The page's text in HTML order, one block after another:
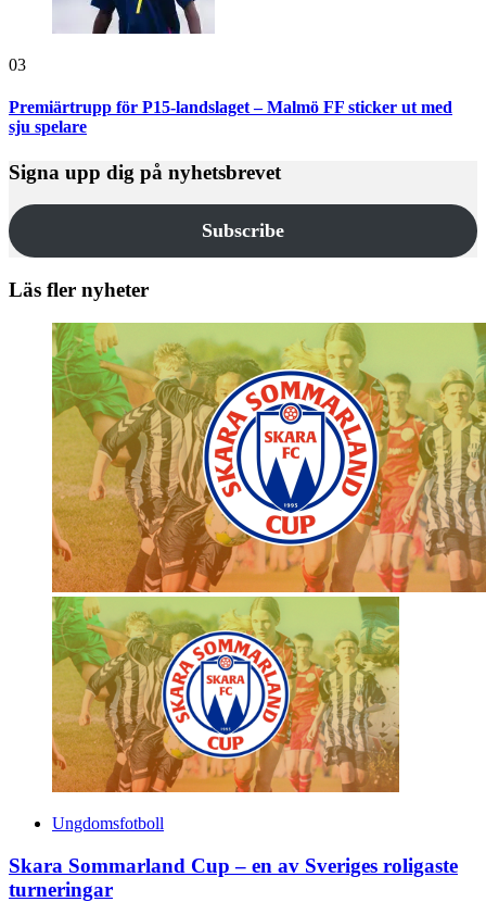
03
Premiärtrupp för P15-landslaget – Malmö FF sticker ut med
sju spelare
Signa upp dig på nyhetsbrevet
Subscribe
Läs fler nyheter
Ungdomsfotboll
Skara Sommarland Cup – en av Sveriges roligaste
turneringar